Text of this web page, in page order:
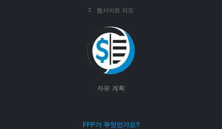
웹사이트 지도
자유 계획
FFP가 무엇인가요?